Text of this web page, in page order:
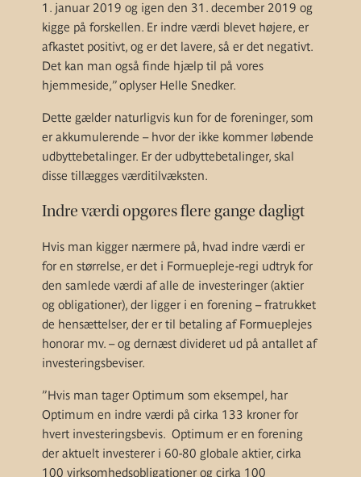
1. januar 2019 og igen den 31. december 2019 og
kigge på forskellen. Er indre værdi blevet højere, er
afkastet positivt, og er det lavere, så er det negativt.
Det kan man også finde hjælp til på vores
hjemmeside,” oplyser Helle Snedker.
Dette gælder naturligvis kun for de foreninger, som
er akkumulerende – hvor der ikke kommer løbende
udbyttebetalinger. Er der udbyttebetalinger, skal
disse tillægges værditilvæksten.
Indre værdi opgøres flere gange dagligt
Hvis man kigger nærmere på, hvad indre værdi er
for en størrelse, er det i Formuepleje-regi udtryk for
den samlede værdi af alle de investeringer (aktier
og obligationer), der ligger i en forening – fratrukket
de hensættelser, der er til betaling af Formueplejes
honorar mv. – og dernæst divideret ud på antallet af
investeringsbeviser.
”Hvis man tager Optimum som eksempel, har
Optimum en indre værdi på cirka 133 kroner for
hvert investeringsbevis. Optimum er en forening
der aktuelt investerer i 60-80 globale aktier, cirka
100 virksomhedsobligationer og cirka 100